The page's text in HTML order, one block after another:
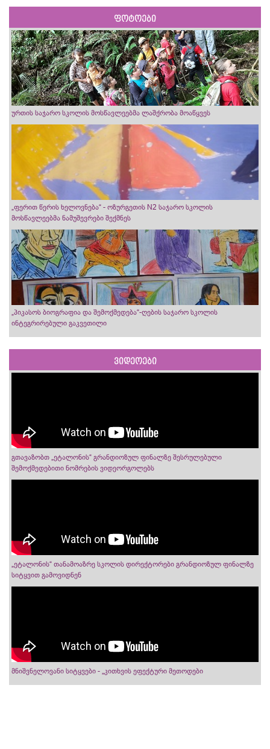
ფოტოები
ურთის საჯარო სკოლის მოსწავლეებმა ლაშქრობა მოაწყვეს
„ფერით წერის ხელოვნება“ - ოზურგეთის N2 საჯარო სკოლის
მოსწავლეებმა ნამუშევრები შექმნეს
„პიკასოს ბიოგრაფია და შემოქმედება“-ღების საჯარო სკოლის
ინტეგრირებული გაკვეთილი
ვიდეოები
გთავაზობთ „ეტალონის“ გრანდიოზულ ფინალზე შესრულებული
შემოქმედებითი ნომრების ვიდეორგოლებს
„ეტალონის“ თანამოაზრე სკოლის დირექტორები გრანდიოზულ ფინალზე
სიტყვით გამოვიდნენ
მნიშვნელოვანი სიტყვები - „კითხვის ეფექტური მეთოდები